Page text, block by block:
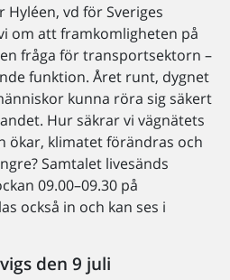
Hyléen, vd för Sveriges
om att framkomligheten på
fråga för transportsektorn –
funktion. Året runt, dygnet
kunna röra sig säkert
Hur säkrar vi vägnätets
ökar, klimatet förändras och
Samtalet livesänds
09.00–09.30 på
också in och kan ses i
den 9 juli